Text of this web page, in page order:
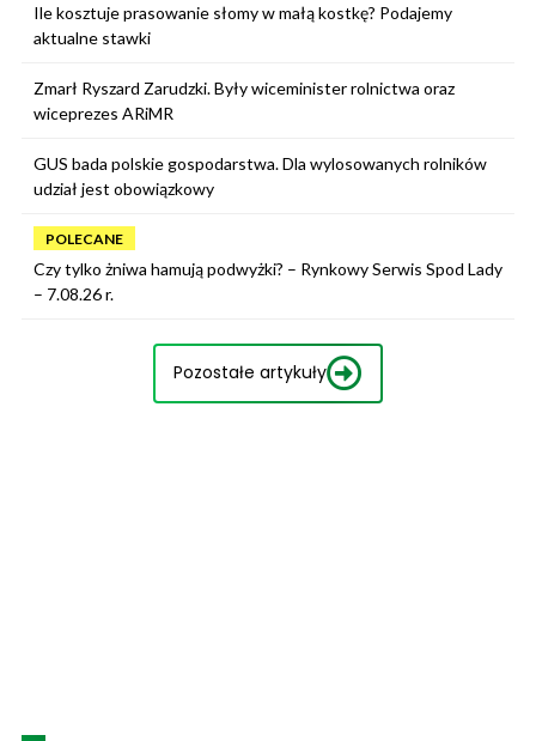
Ile kosztuje prasowanie słomy w małą kostkę? Podajemy
aktualne stawki
Zmarł Ryszard Zarudzki. Były wiceminister rolnictwa oraz
wiceprezes ARiMR
GUS bada polskie gospodarstwa. Dla wylosowanych rolników
udział jest obowiązkowy
POLECANE
Czy tylko żniwa hamują podwyżki? – Rynkowy Serwis Spod Lady
– 7.08.26 r.
Pozostałe artykuły